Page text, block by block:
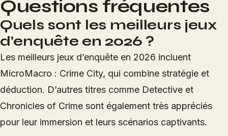
Questions fréquentes
Quels sont les meilleurs jeux
d’enquête en 2026 ?
Les meilleurs jeux d’enquête en 2026 incluent
MicroMacro : Crime City, qui combine stratégie et
déduction. D’autres titres comme Detective et
Chronicles of Crime sont également très appréciés
pour leur immersion et leurs scénarios captivants.